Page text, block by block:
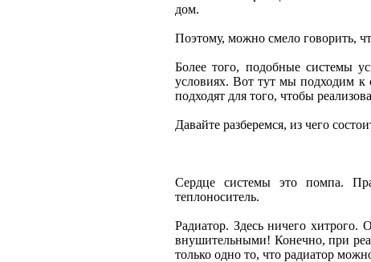
дом.
Поэтому, можно смело говорить,
Более того, подобные системы
условиях. Вот тут мы подходим к
подходят для того, чтобы
Давайте разберемся, из чего
Сердце системы это помпа.
теплоноситель.
Радиатор. Здесь ничего хитрого.
внушительными! Конечно, при
только одно то, что радиатор